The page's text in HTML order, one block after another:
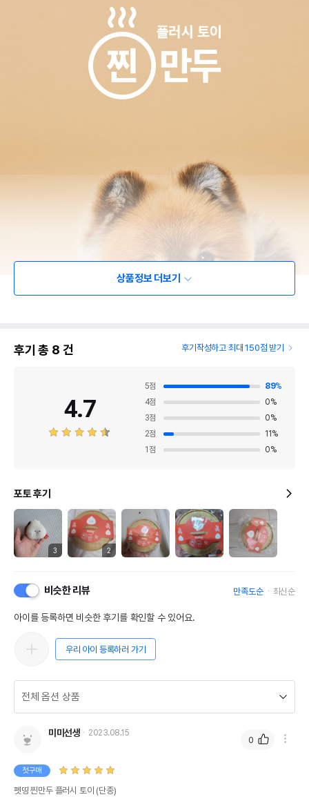
상품정보 더보기
후기 총 8 건 후기작성하고 최대 150점 받기
4.7
5점 89%
4점 0%
3점 0%
2점 11 %
1 점 0%
포토 후기
3 2
비슷한 리뷰 만족도순 최신순
아이를 등록하면 비슷한 후기를 확인할 수 있어요.
우리 아이 등록하러 가기
미미선생 2023.08.15
첫구매
펫띵 찐만두 플러시 토이 (단종)
0